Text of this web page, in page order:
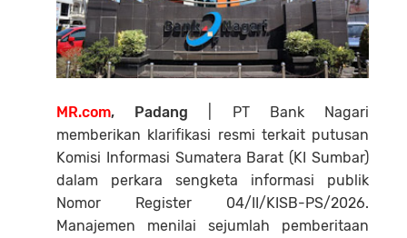
MR.com, Padang | PT Bank Nagari
memberikan klarifikasi resmi terkait putusan
Komisi Informasi Sumatera Barat (KI Sumbar)
dalam perkara sengketa informasi publik
Nomor Register 04/II/KISB-PS/2026.
Manajemen menilai sejumlah pemberitaan